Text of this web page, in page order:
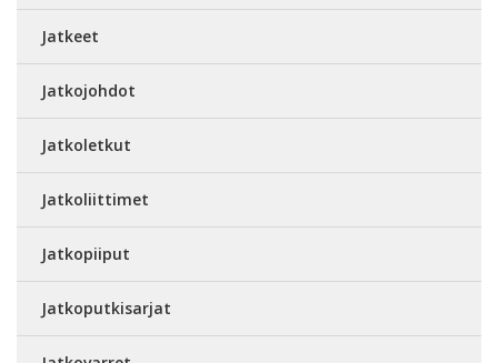
Jatkeet
Jatkojohdot
Jatkoletkut
Jatkoliittimet
Jatkopiiput
Jatkoputkisarjat